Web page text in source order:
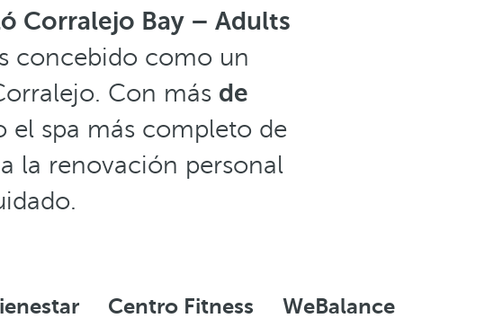
Corralejo Bay – Adults
concebido como un
Con más de
el spa más completo de
la renovación personal
Centro Fitness
WeBalance